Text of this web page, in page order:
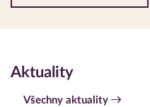
Aktuality
Všechny aktuality